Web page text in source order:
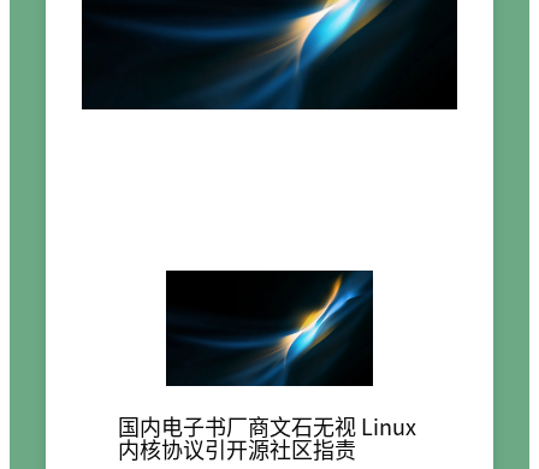
国内电子书厂商文石无视 Linux
内核协议引开源社区指责